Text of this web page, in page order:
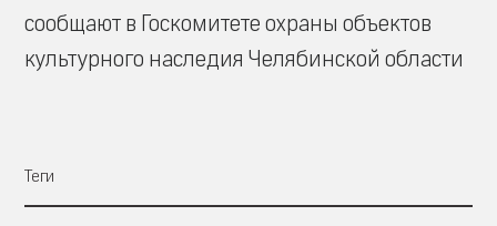
сообщают в Госкомитете охраны объектов
культурного наследия Челябинской области
Теги